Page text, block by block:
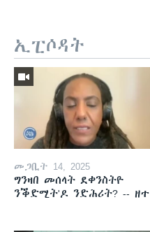
ኢፒሶዳት
መጋቢት 14, 2025
ግንዛበ መሰላት ደቀንስትዮ
ንቕድሚት'ዶ ንድሕሪት? -- ዘተ